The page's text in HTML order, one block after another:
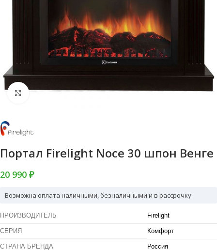
Нажмите, чтобы увеличить
Портал Firelight Noce 30 шпон Венге
20 990 ₽
Возможна оплата наличными, безналичными и в рассрочку
ПРОИЗВОДИТЕЛЬ Firelight
СЕРИЯ Комфорт
СТРАНА БРЕНДА Россия